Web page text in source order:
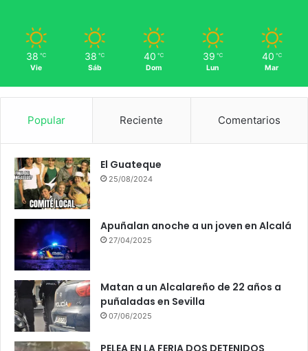
38 ℃
Vie
38 ℃
Sáb
40 ℃
Dom
39 ℃
Lun
40 ℃
Mar
Popular Reciente Comentarios
El Guateque
25/08/2024
Apuñalan anoche a un joven en Alcalá
27/04/2025
Matan a un Alcalareño de 22 años a
puñaladas en Sevilla
07/06/2025